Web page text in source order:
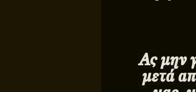
Ας μην
μετά